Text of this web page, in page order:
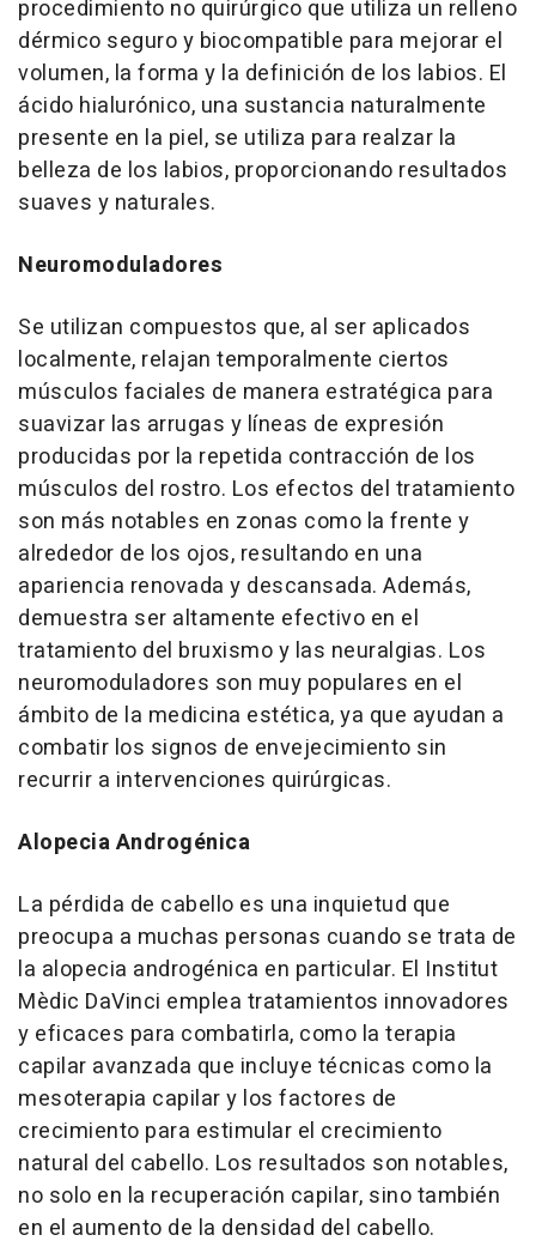
procedimiento no quirúrgico que utiliza un relleno
dérmico seguro y biocompatible para mejorar el
volumen, la forma y la definición de los labios. El
ácido hialurónico, una sustancia naturalmente
presente en la piel, se utiliza para realzar la
belleza de los labios, proporcionando resultados
suaves y naturales.
Neuromoduladores
Se utilizan compuestos que, al ser aplicados
localmente, relajan temporalmente ciertos
músculos faciales de manera estratégica para
suavizar las arrugas y líneas de expresión
producidas por la repetida contracción de los
músculos del rostro. Los efectos del tratamiento
son más notables en zonas como la frente y
alrededor de los ojos, resultando en una
apariencia renovada y descansada. Además,
demuestra ser altamente efectivo en el
tratamiento del bruxismo y las neuralgias. Los
neuromoduladores son muy populares en el
ámbito de la medicina estética, ya que ayudan a
combatir los signos de envejecimiento sin
recurrir a intervenciones quirúrgicas.
Alopecia Androgénica
La pérdida de cabello es una inquietud que
preocupa a muchas personas cuando se trata de
la alopecia androgénica en particular. El Institut
Mèdic DaVinci emplea tratamientos innovadores
y eficaces para combatirla, como la terapia
capilar avanzada que incluye técnicas como la
mesoterapia capilar y los factores de
crecimiento para estimular el crecimiento
natural del cabello. Los resultados son notables,
no solo en la recuperación capilar, sino también
en el aumento de la densidad del cabello.